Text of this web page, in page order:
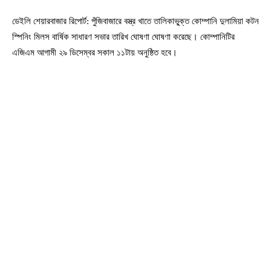
ডেইলি শেয়ারবাজার রিপোর্ট: পুঁজিবাজারে বস্ত্র খাতে তালিকাভু্ক্ত কোম্পানি দুলামিয়া কটন
স্পিনিং মিলস বার্ষিক সাধারণ সভার তারিখ ঘোষণা ঘোষণা করেছে। কোম্পানিটির
এজিএম আগামী ২৯ ডিসেম্বর সকাল ১১টায় অনুষ্ঠিত হবে।